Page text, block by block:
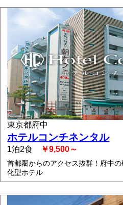
東京都府中
ホテルコンチネンタル
1泊2食 ￥9,500～
首都圏からのアクセス抜群！府中
化型ホテル